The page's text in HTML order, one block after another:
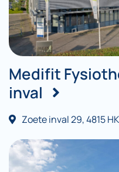
Medifit
inval
Zoete inval 29, 4815